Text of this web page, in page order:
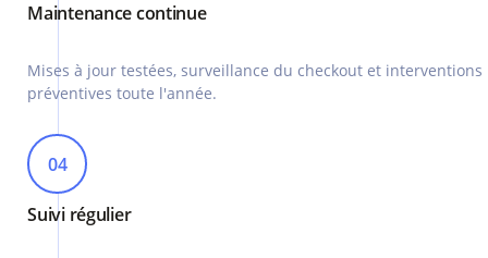
Maintenance continue
Mises à jour testées, surveillance du checkout et interventions
préventives toute l'année.
04
Suivi régulier